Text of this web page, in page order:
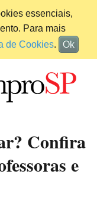
essenciais,
Para mais
de Cookies. Ok
Confira
e